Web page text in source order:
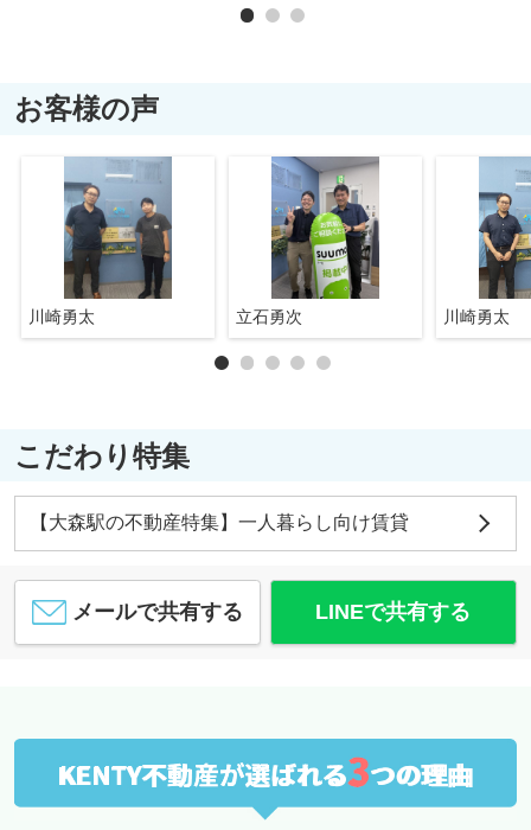
お客様の声
川崎勇太 立石勇次 川崎勇太
こだわり特集
【大森駅の不動産特集】一人暮らし向け賃貸
メールで共有する LINEで共有する
KENTY不動産が選ばれる3つの理由